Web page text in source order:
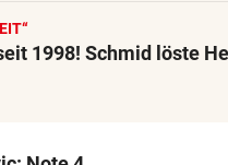
1998! Schmid löste